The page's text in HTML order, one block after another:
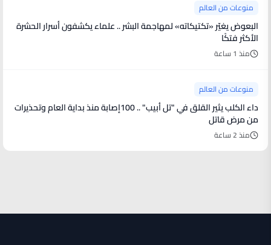
منوعات من العالم
البعوض يغيّر «تكتيكاته» لمهاجمة البشر .. علماء يكشفون أسرار الحشرة
الأكثر فتكًا
منذ 1 ساعة
منوعات من العالم
داء الكلب يثير القلق في "تل أبيب" .. 100إصابة منذ بداية العام وتحذيرات
من مرض قاتل
منذ 2 ساعة